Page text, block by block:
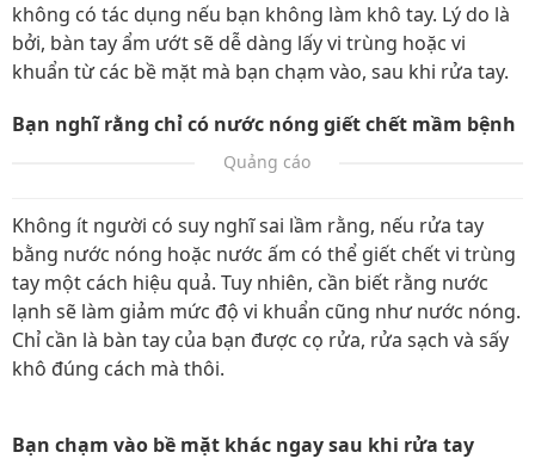
không có tác dụng nếu bạn không làm khô tay. Lý do là
bởi, bàn tay ẩm ướt sẽ dễ dàng lấy vi trùng hoặc vi
khuẩn từ các bề mặt mà bạn chạm vào, sau khi rửa tay.
Bạn nghĩ rằng chỉ có nước nóng giết chết mầm bệnh
Quảng cáo
Không ít người có suy nghĩ sai lầm rằng, nếu rửa tay
bằng nước nóng hoặc nước ấm có thể giết chết vi trùng
tay một cách hiệu quả. Tuy nhiên, cần biết rằng nước
lạnh sẽ làm giảm mức độ vi khuẩn cũng như nước nóng.
Chỉ cần là bàn tay của bạn được cọ rửa, rửa sạch và sấy
khô đúng cách mà thôi.
Bạn chạm vào bề mặt khác ngay sau khi rửa tay